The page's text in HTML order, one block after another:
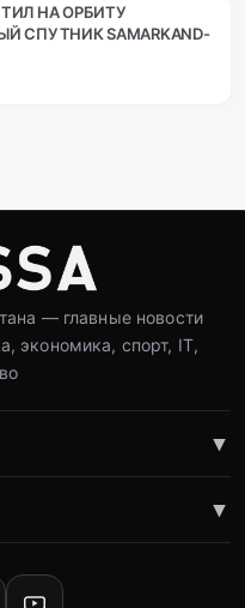
НА ОРБИТУ
СПУТНИК SAMARKAND-
— главные новости
экономика, спорт, IT,